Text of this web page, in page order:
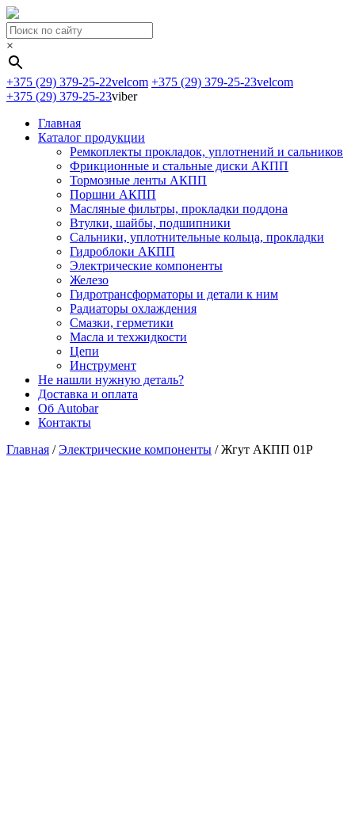
×
+375 (29) 379-25-22velcom +375 (29) 379-25-23velcom
+375 (29) 379-25-23viber
Главная
Каталог продукции
Ремкоплекты прокладок, уплотнений и сальников
Фрикционные и стальные диски АКПП
Тормозные ленты АКПП
Поршни АКПП
Масляные фильтры, прокладки поддона
Втулки, шайбы, подшипники
Сальники, уплотнительные кольца, прокладки
Гидроблоки АКПП
Электрические компоненты
Железо
Гидротрансформаторы и детали к ним
Радиаторы охлаждения
Смазки, герметики
Масла и техжидкости
Цепи
Инструмент
Не нашли нужную деталь?
Доставка и оплата
Об Autobar
Контакты
Главная /Электрические компоненты /Жгут АКПП 01P